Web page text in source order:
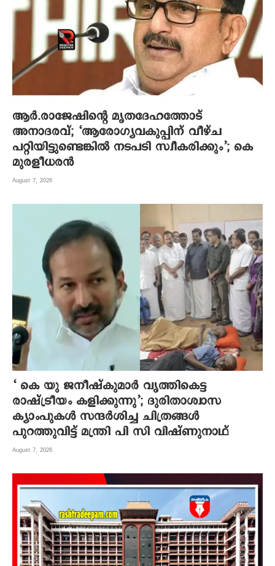
ആര്‍.രാജേഷിന്റെ മൃതദേഹത്തോട്
അനാദരവ്; ‘ആരോഗ്യവകുപ്പിന് വീഴ്ച
പറ്റിയിട്ടുണ്ടെങ്കില്‍ നടപടി സ്വീകരിക്കും’; കെ
മുരളീധരന്‍
August 7, 2026
‘ കെ യു ജനീഷ്‌കുമാര്‍ വൃത്തികെട്ട
രാഷ്ട്രീയം കളിക്കുന്നു’; ദുരിതാശ്വാസ
ക്യാംപുകള്‍ സന്ദര്‍ശിച്ച ചിത്രങ്ങള്‍
പുറത്തുവിട്ട് മന്ത്രി പി സി വിഷ്ണുനാഥ്
August 7, 2026